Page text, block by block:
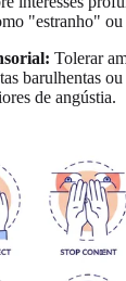
"estranho"
Tolerar
barulhentas
de angústia.